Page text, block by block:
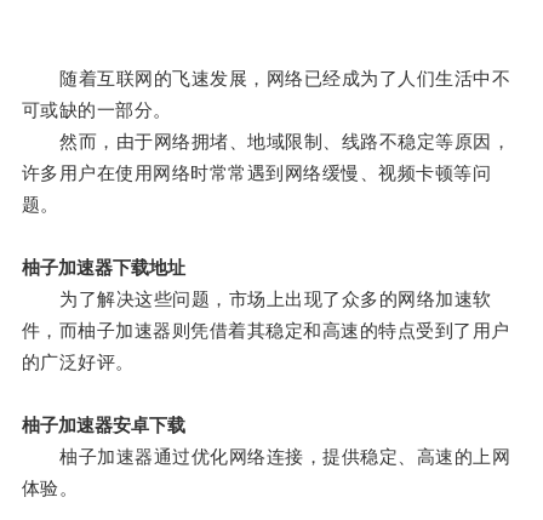
随着互联网的飞速发展，网络已经成为了人们生活中不
可或缺的一部分。
然而，由于网络拥堵、地域限制、线路不稳定等原因，
许多用户在使用网络时常常遇到网络缓慢、视频卡顿等问
题。
柚子加速器下载地址
为了解决这些问题，市场上出现了众多的网络加速软
件，而柚子加速器则凭借着其稳定和高速的特点受到了用户
的广泛好评。
柚子加速器安卓下载
柚子加速器通过优化网络连接，提供稳定、高速的上网
体验。